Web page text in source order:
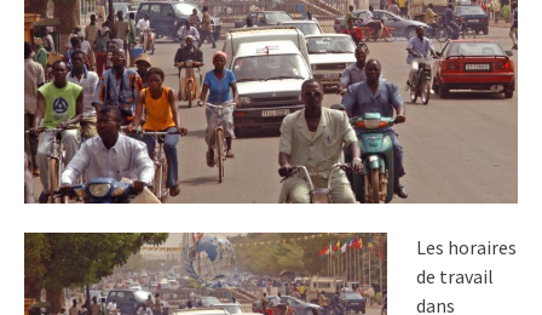
Les horaires
de travail
dans